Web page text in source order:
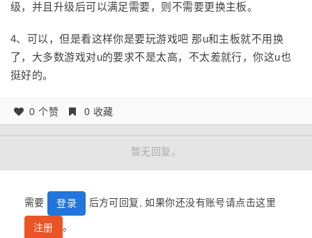
级，并且升级后可以满足需要，则不需要更换主板。
4、可以，但是看这样你是要玩游戏吧 那u和主板就不用换
了，大多数游戏对u的要求不是太高，不太差就行，你这u也
挺好的。
0 个赞 0 收藏
暂无回复。
需要 登录 后方可回复, 如果你还没有账号请点击这里
注册 。